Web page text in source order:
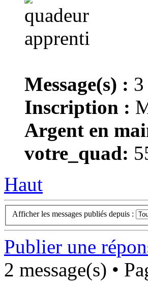
Message(s) : 3
Inscription :
Argent en
votre_quad:
Haut
Afficher les messages publiés depuis :
Publier une
2 message(s) •